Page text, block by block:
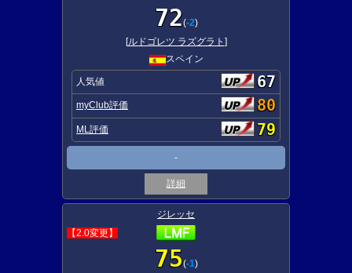
72(-2)
[ルドゴレツ ラズグラト ]
スペイン
人気値 67
myClub評価 80
ML評価 79
-
詳細
ジレッセ
【2.0変更】
75(-1)